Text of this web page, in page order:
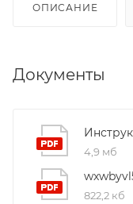
ОПИСАНИЕ
Документы
4,9 мб
822,2 кб